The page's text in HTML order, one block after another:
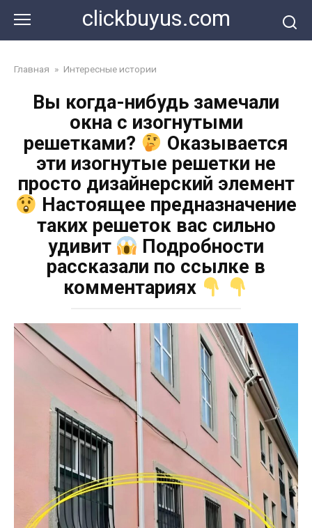
контенту
clickbuyus.com
Главная » Интересные истории
Вы когда-нибудь замечали
окна с изогнутыми
решетками?
Оказывается
эти изогнутые решетки не
просто дизайнерский элемент
Настоящее предназначение
таких решеток вас сильно
удивит
Подробности
рассказали по ссылке в
комментариях